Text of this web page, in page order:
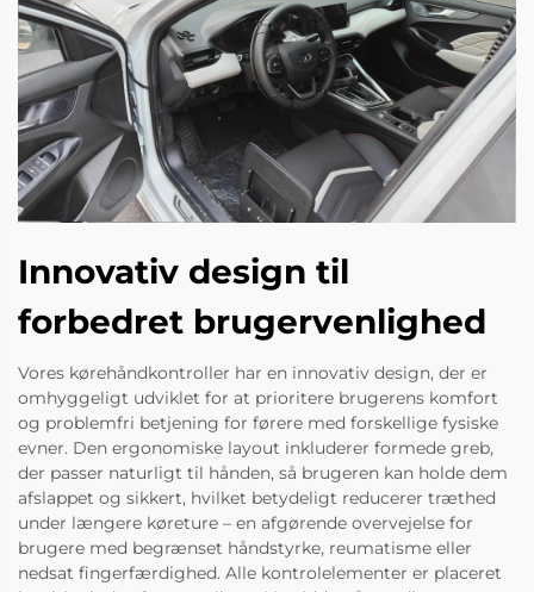
Innovativ design til
forbedret brugervenlighed
Vores kørehåndkontroller har en innovativ design, der er
omhyggeligt udviklet for at prioritere brugerens komfort
og problemfri betjening for førere med forskellige fysiske
evner. Den ergonomiske layout inkluderer formede greb,
der passer naturligt til hånden, så brugeren kan holde dem
afslappet og sikkert, hvilket betydeligt reducerer træthed
under længere køreture – en afgørende overvejelse for
brugere med begrænset håndstyrke, reumatisme eller
nedsat fingerfærdighed. Alle kontrolelementer er placeret